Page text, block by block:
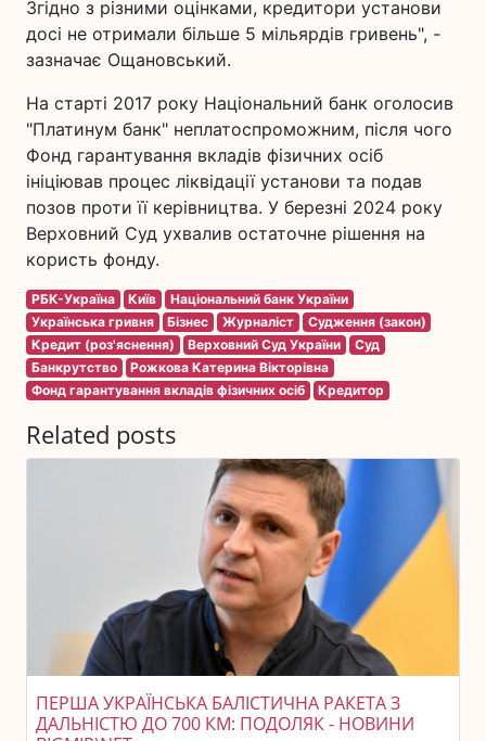
Згідно з різними оцінками, кредитори установи
досі не отримали більше 5 мільярдів гривень", -
зазначає Ощановський.
На старті 2017 року Національний банк оголосив
"Платинум банк" неплатоспроможним, після чого
Фонд гарантування вкладів фізичних осіб
ініціював процес ліквідації установи та подав
позов проти її керівництва. У березні 2024 року
Верховний Суд ухвалив остаточне рішення на
користь фонду.
РБК-Україна Київ
Національний банк України
Українська гривня
Бізнес Журналіст
Судження (закон)
Кредит (роз'яснення)
Верховний Суд України
Суд
Банкрутство
Рожкова Катерина Вікторівна
Фонд гарантування вкладів фізичних осіб
Кредитор
Related posts
ПЕРША УКРАЇНСЬКА БАЛІСТИЧНА РАКЕТА З
ДАЛЬНІСТЮ ДО 700 КМ: ПОДОЛЯК - НОВИНИ